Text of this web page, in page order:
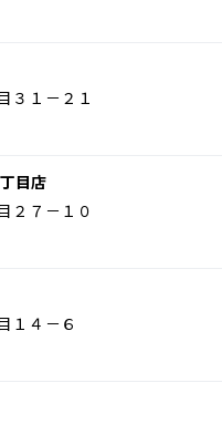
３１－２１
目店
２７－１０
１４－６